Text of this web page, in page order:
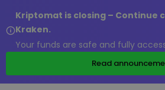
Kriptomat is closing – Continue
Kraken.
Your funds are safe and fully
Read